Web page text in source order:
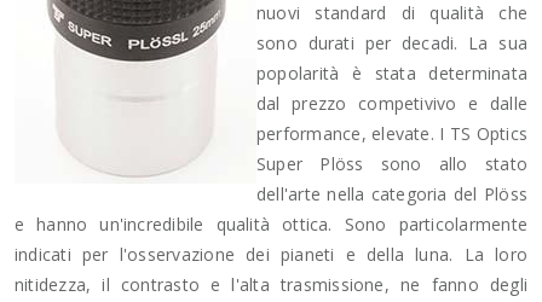
nuovi standard di qualità che
sono durati per decadi. La sua
popolarità è stata determinata
dal prezzo competivivo e dalle
performance, elevate. I TS Optics
Super Plöss sono allo stato
dell'arte nella categoria del Plöss
e hanno un'incredibile qualità ottica. Sono particolarmente
indicati per l'osservazione dei pianeti e della luna. La loro
nitidezza, il contrasto e l'alta trasmissione, ne fanno degli